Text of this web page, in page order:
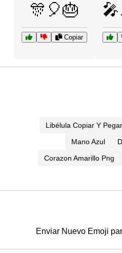
🎊🎈🎂
Copiar
Libélula Copiar Y Pegar
Mano Azul
Corazon Amarillo Png
Enviar Nuevo Emoji